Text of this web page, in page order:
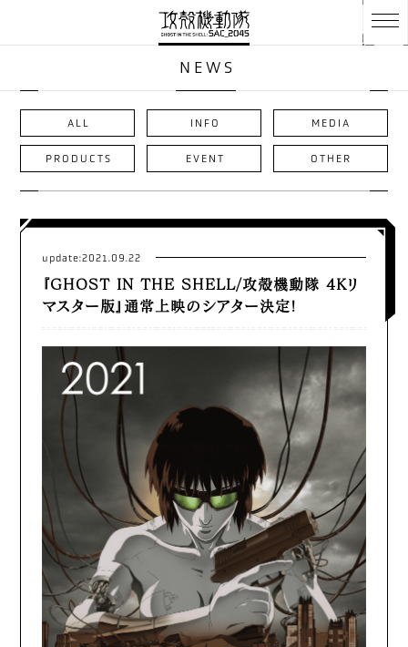
NEWS
ALL INFO MEDIA
PRODUCTS EVENT OTHER
update:2021.09.22
『GHOST IN THE SHELL/攻殻機動隊 4Kリ
マスター版』通常上映のシアター決定!